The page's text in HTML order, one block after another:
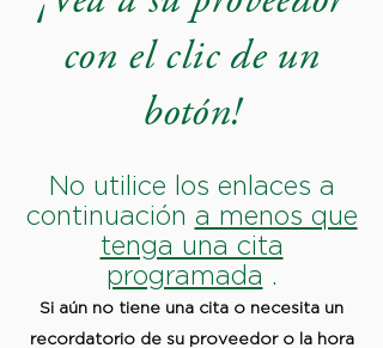
con el clic de un
botón!
No utilice los enlaces a
continuación a menos que
tenga una cita
programada .
Si aún no tiene una cita o necesita un
recordatorio de su proveedor o la hora